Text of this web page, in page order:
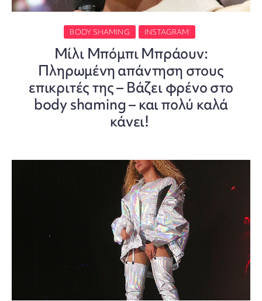
BODY SHAMING INSTAGRAM
Μίλι Μπόμπι Μπράουν:
Πληρωμένη απάντηση στους
επικριτές της – Βάζει φρένο στο
body shaming – και πολύ καλά
κάνει!